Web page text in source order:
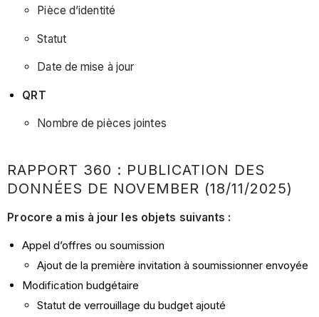
Pièce d’identité
Statut
Date de mise à jour
QRT
Nombre de pièces jointes
RAPPORT 360 : PUBLICATION DES
DONNÉES DE NOVEMBER (18/11/2025)
Procore a mis à jour les objets suivants :
Appel d’offres ou soumission
Ajout de la première invitation à soumissionner envoyée
Modification budgétaire
Statut de verrouillage du budget ajouté